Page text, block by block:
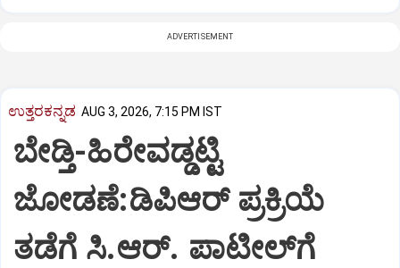
ADVERTISEMENT
ಉತ್ತರಕನ್ನಡ AUG 3, 2026, 7:15 PM IST
ಬೇಡ್ತಿ-ಹಿರೇವಡ್ಡಟ್ಟಿ
ಜೋಡಣೆ:ಡಿಪಿಆರ್‌ ಪ್ರಕ್ರಿಯೆ
ತಡೆಗೆ ಸಿ.ಆರ್. ಪಾಟೀಲ್‌ಗೆ